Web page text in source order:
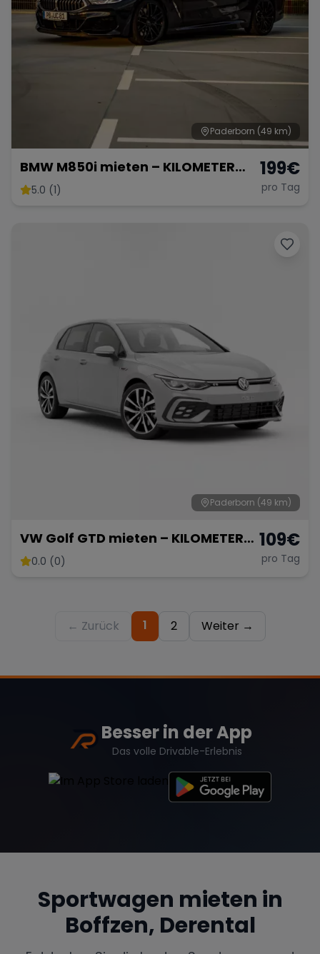
Paderborn (49 km)
BMW M850i mieten – KILOMETER
FREI – Sportwagen mieten -
5.0 (1)
199€
pro Tag
Paderborn (49 km)
VW Golf GTD mieten – KILOMETER
FREI – Sportwagen mieten
0.0 (0)
109€
pro Tag
← Zurück 1 2 Weiter →
Besser in der App
Das volle Drivable-Erlebnis
Sportwagen mieten in
Boffzen, Derental